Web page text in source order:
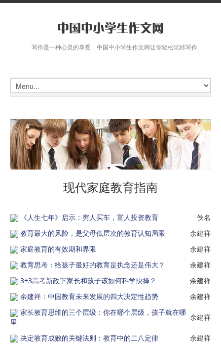
写作是一种心灵的享受 中国中小学生作文网让你轻松玩转写作
现代家庭教育指南
《人生七年》启示：穷人买车，富人投资教育
佚名
教育最大的风险，是父母低层次的教育认知局限
余建祥
家庭教育的有效期和界限
余建祥
教育思考：给孩子最好的教育是执念还是伟大？
余建祥
3+3高考新政下家长和孩子该如何科学抉择？
余建祥
余建祥：中国教育未来发展的四大决定性趋势
余建祥
家长教育思维的三个层级：你在哪个层级，孩子就在哪
里
余建祥
决定教育成败的关键法则：教育中的二八定律
余建祥